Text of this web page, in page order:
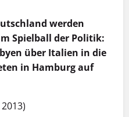
werden
Spielball der Politik:
über Italien in die
in Hamburg auf